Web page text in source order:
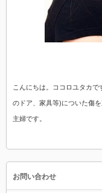
こんにちは。ココロユタカ
のドア、家具等)についた傷
主婦です。
お問い合わせ